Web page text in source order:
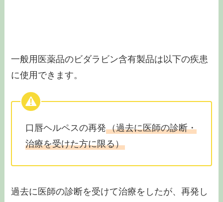
一般用医薬品のビダラビン含有製品は以下の疾患
に使用できます。
口唇ヘルペスの再発（過去に医師の診断・
治療を受けた方に限る）
過去に医師の診断を受けて治療をしたが、再発し